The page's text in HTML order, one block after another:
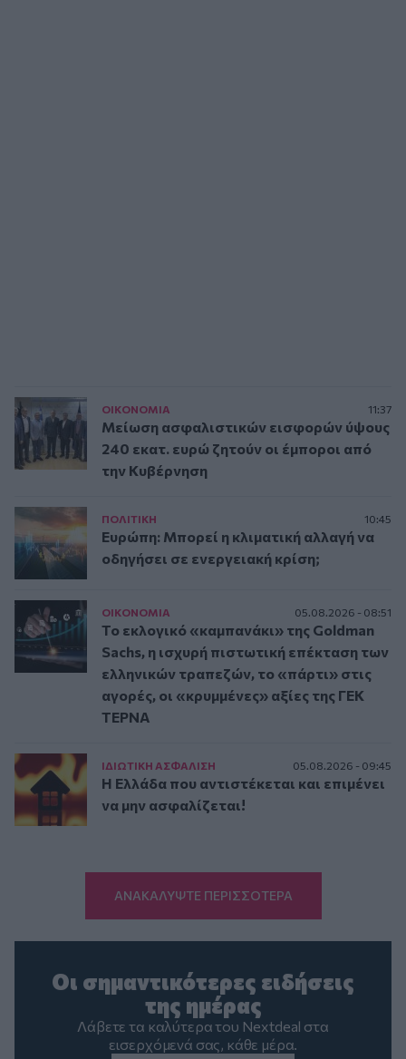
ΟΙΚΟΝΟΜΙΑ 11:37
Μείωση ασφαλιστικών εισφορών ύψους
240 εκατ. ευρώ ζητούν οι έμποροι από
την Κυβέρνηση
ΠΟΛΙΤΙΚΗ 10:45
Ευρώπη: Μπορεί η κλιματική αλλαγή να
οδηγήσει σε ενεργειακή κρίση;
ΟΙΚΟΝΟΜΙΑ 05.08.2026 - 08:51
Το εκλογικό «καμπανάκι» της Goldman
Sachs, η ισχυρή πιστωτική επέκταση των
ελληνικών τραπεζών, το «πάρτι» στις
αγορές, οι «κρυμμένες» αξίες της ΓΕΚ
ΤΕΡΝΑ
ΙΔΙΩΤΙΚΗ ΑΣΦAΛΙΣΗ 05.08.2026 - 09:45
Η Ελλάδα που αντιστέκεται και επιμένει
να μην ασφαλίζεται!
ΑΝΑΚΑΛΥΨΤΕ ΠΕΡΙΣΣΟΤΕΡΑ
Οι σημαντικότερες ειδήσεις
της ημέρας
Λάβετε τα καλύτερα του Nextdeal στα
εισερχόμενά σας, κάθε μέρα.